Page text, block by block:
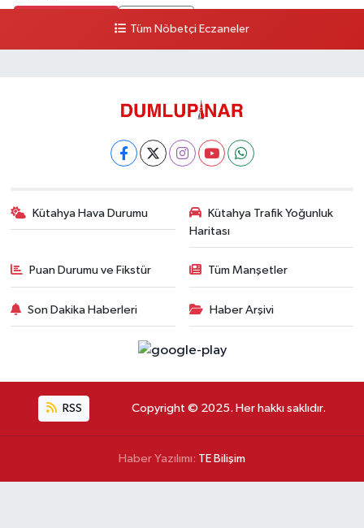
Tüm Nöbetçi Eczaneler
Kütahya Hava Durumu
Kütahya Trafik Yoğunluk
Haritası
Puan Durumu ve Fikstür Tüm Manşetler
Son Dakika Haberleri Haber Arşivi
RSS Copyright © 2025. Her hakkı saklıdır.
Haber Yazılımı: TE Bilişim